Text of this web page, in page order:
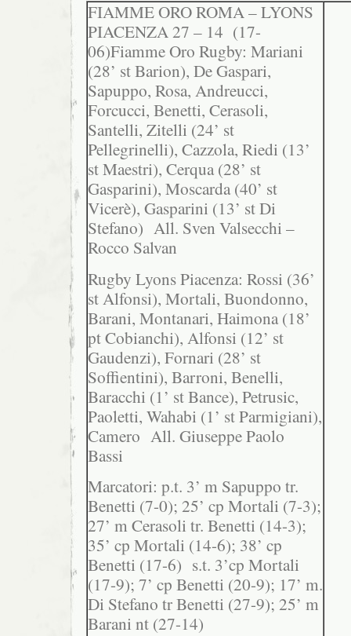
FIAMME ORO ROMA – LYONS
PIACENZA 27 – 14 (17-
06)Fiamme Oro Rugby: Mariani
(28’ st Barion), De Gaspari,
Sapuppo, Rosa, Andreucci,
Forcucci, Benetti, Cerasoli,
Santelli, Zitelli (24’ st
Pellegrinelli), Cazzola, Riedi (13’
st Maestri), Cerqua (28’ st
Gasparini), Moscarda (40’ st
Vicerè), Gasparini (13’ st Di
Stefano) All. Sven Valsecchi –
Rocco Salvan
Rugby Lyons Piacenza: Rossi (36’
st Alfonsi), Mortali, Buondonno,
Barani, Montanari, Haimona (18’
pt Cobianchi), Alfonsi (12’ st
Gaudenzi), Fornari (28’ st
Soffientini), Barroni, Benelli,
Baracchi (1’ st Bance), Petrusic,
Paoletti, Wahabi (1’ st Parmigiani),
Camero All. Giuseppe Paolo
Bassi
Marcatori: p.t. 3’ m Sapuppo tr.
Benetti (7-0); 25’ cp Mortali (7-3);
27’ m Cerasoli tr. Benetti (14-3);
35’ cp Mortali (14-6); 38’ cp
Benetti (17-6) s.t. 3’cp Mortali
(17-9); 7’ cp Benetti (20-9); 17’ m.
Di Stefano tr Benetti (27-9); 25’ m
Barani nt (27-14)